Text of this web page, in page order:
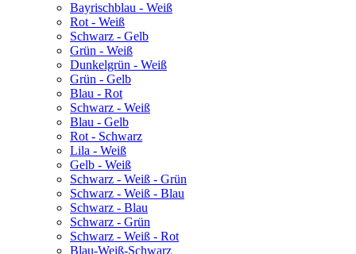
Bayrischblau - Weiß
Rot - Weiß
Schwarz - Gelb
Grün - Weiß
Dunkelgrün - Weiß
Grün - Gelb
Blau - Rot
Schwarz - Weiß
Blau - Gelb
Rot - Schwarz
Lila - Weiß
Gelb - Weiß
Schwarz - Weiß - Grün
Schwarz - Weiß - Blau
Schwarz - Blau
Schwarz - Grün
Schwarz - Weiß - Rot
Blau-Weiß-Schwarz